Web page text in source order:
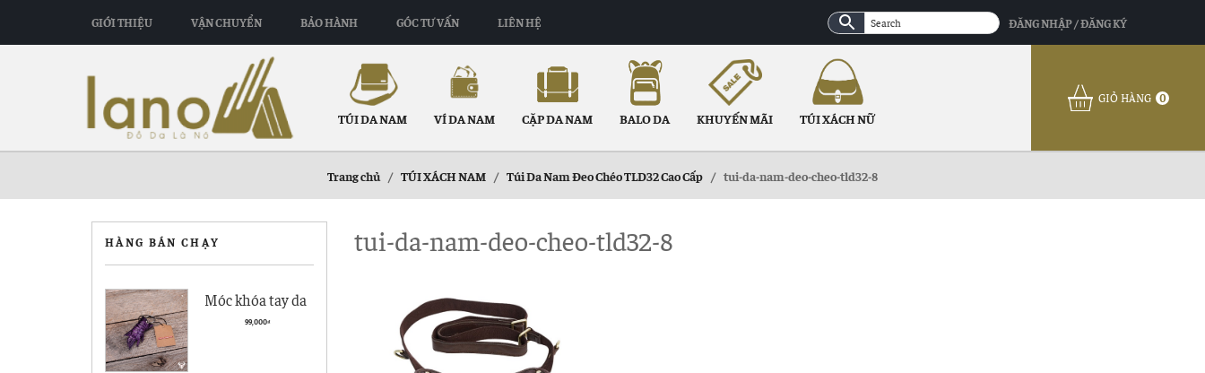
GIỚI THIỆU VẬN CHUYỂN BẢO HÀNH GÓC TƯ VẤN LIÊN HỆ ĐĂNG NHẬP / ĐĂNG KÝ
TÚI DA NAM VÍ DA NAM CẶP DA NAM BALO DA KHUYẾN MÃI TÚI XÁCH NỮ
GIỎ HÀNG 0
Trang chủ / TÚI XÁCH NAM / Túi Da Nam Đeo Chéo TLD32 Cao Cấp / tui-da-nam-deo-cheo-tld32-8
tui-da-nam-deo-cheo-tld32-8
HÀNG BÁN CHẠY
Móc khóa tay da
cá sấu giá rẻ MK01
99,000₫